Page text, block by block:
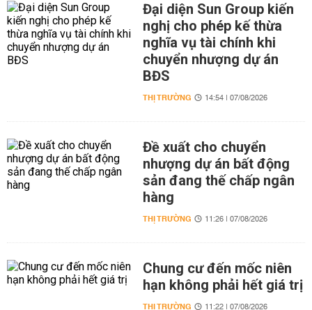
Đại diện Sun Group kiến
nghị cho phép kế thừa
nghĩa vụ tài chính khi
chuyển nhượng dự án
BĐS
THỊ TRƯỜNG 14:54 | 07/08/2026
Đề xuất cho chuyển
nhượng dự án bất động
sản đang thế chấp ngân
hàng
THỊ TRƯỜNG 11:26 | 07/08/2026
Chung cư đến mốc niên
hạn không phải hết giá trị
THỊ TRƯỜNG 11:22 | 07/08/2026